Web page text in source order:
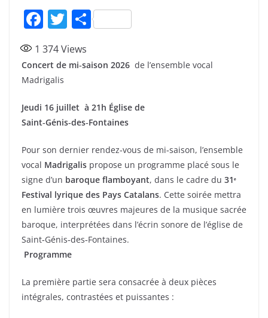
F
c
e
o
o
k
T
w
itt
er
P
ta
g
1 374Views
Concert de mi‑saison 2026 de l’ensemble vocal
Madrigalis
Jeudi 16 juillet à 21h Église de
Saint‑Génis‑des‑Fontaines
Pour son dernier rendez‑vous de mi‑saison, l’ensemble
vocal Madrigalis propose un programme placé sous le
signe d’un baroque flamboyant, dans le cadre du 31ᵉ
Festival lyrique des Pays Catalans. Cette soirée mettra
en lumière trois œuvres majeures de la musique sacrée
baroque, interprétées dans l’écrin sonore de l’église de
Saint‑Génis‑des‑Fontaines.
Programme
La première partie sera consacrée à deux pièces
intégrales, contrastées et puissantes :